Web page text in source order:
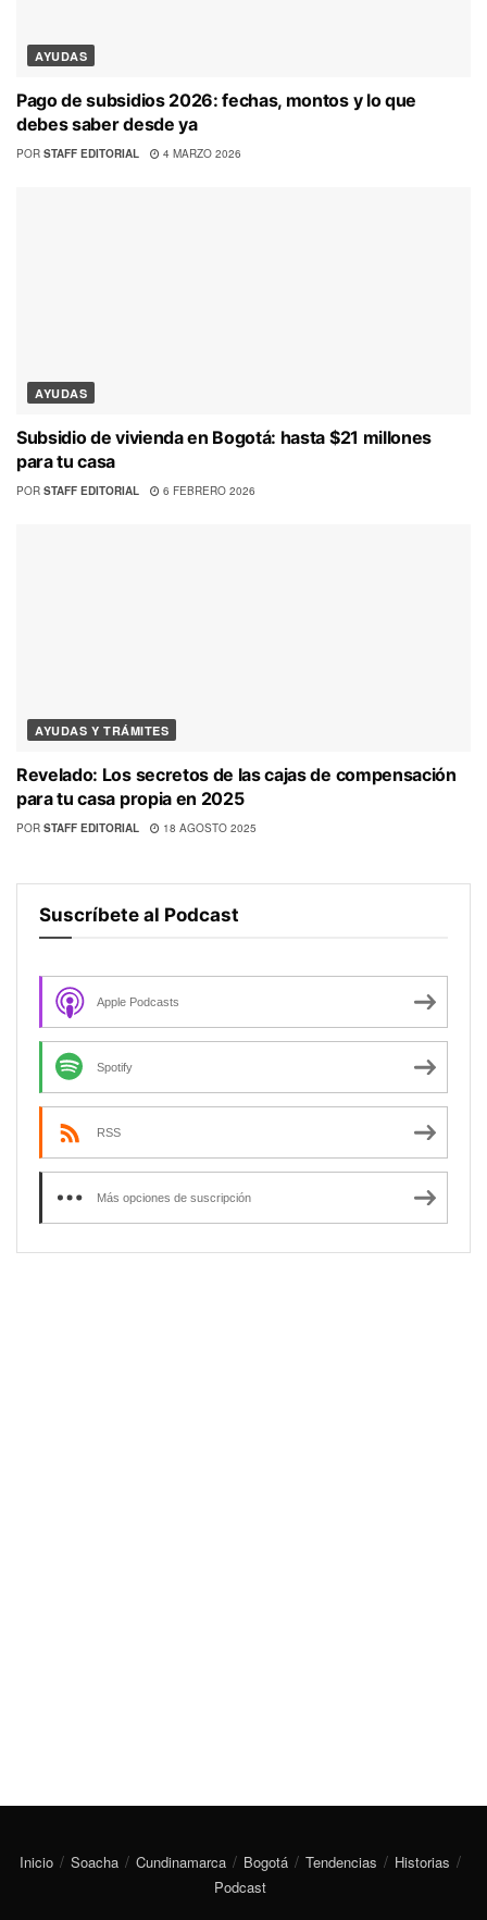
AYUDAS
Pago de subsidios 2026: fechas, montos y lo que
debes saber desde ya
POR STAFF EDITORIAL 4 MARZO 2026
AYUDAS
Subsidio de vivienda en Bogotá: hasta $21 millones
para tu casa
POR STAFF EDITORIAL 6 FEBRERO 2026
AYUDAS Y TRÁMITES
Revelado: Los secretos de las cajas de compensación
para tu casa propia en 2025
POR STAFF EDITORIAL 18 AGOSTO 2025
Suscríbete al Podcast
Apple Podcasts
Spotify
RSS
Más opciones de suscripción
Inicio Soacha Cundinamarca Bogotá Tendencias
Historias
Podcast